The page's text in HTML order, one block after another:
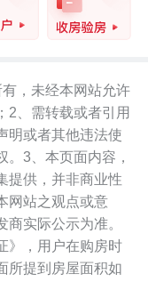
，未经本网站允许
2、需转载或者引用
明或者其他违法使
。3、本页面内容，
提供，并非商业性
网站之观点或意
实际公示为准。
》，用户在购房时
所提到房屋面积如